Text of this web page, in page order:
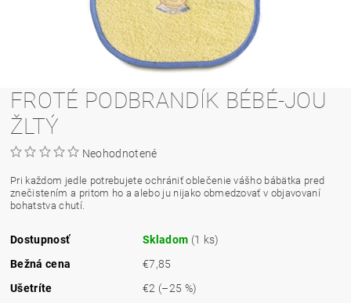
FROTÉ PODBRANDÍK BÉBÉ-JOU
ŽLTÝ
Neohodnotené
Pri každom jedle potrebujete ochrániť oblečenie vášho bábätka pred
znečistením a pritom ho a alebo ju nijako obmedzovať v objavovaní
bohatstva chutí.
Dostupnosť Skladom (1 ks)
Bežná cena
€7,85
Ušetríte
€2 (–25 %)